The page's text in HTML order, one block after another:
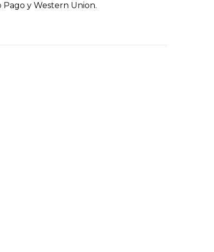
y Western Union.